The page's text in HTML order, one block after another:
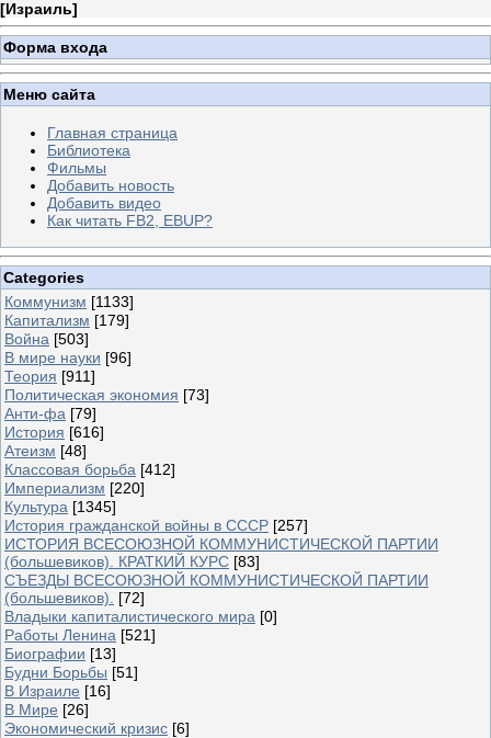
[Израиль]
Форма входа
Меню сайта
Главная страница
Библиотека
Фильмы
Добавить новость
Добавить видео
Как читать FB2, EBUP?
Categories
Коммунизм [1133]
Капитализм [179]
Война [503]
В мире науки [96]
Теория [911]
Политическая экономия [73]
Анти-фа [79]
История [616]
Атеизм [48]
Классовая борьба [412]
Империализм [220]
Культура [1345]
История гражданской войны в СССР [257]
ИСТОРИЯ ВСЕСОЮЗНОЙ КОММУНИСТИЧЕСКОЙ ПАРТИИ
(большевиков). КРАТКИЙ КУРС [83]
СЪЕЗДЫ ВСЕСОЮЗНОЙ КОММУНИСТИЧЕСКОЙ ПАРТИИ
(большевиков).
[72]
Владыки капиталистического мира [0]
Работы Ленина [521]
Биографии [13]
Будни Борьбы [51]
В Израиле [16]
В Мире [26]
Экономический кризис [6]